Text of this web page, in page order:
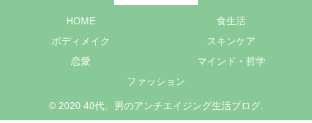
HOME
食生活
ボディメイク
スキンケア
恋愛
マインド・哲学
ファッション
© 2020 40代、男のアンチエイジング生活ブログ.